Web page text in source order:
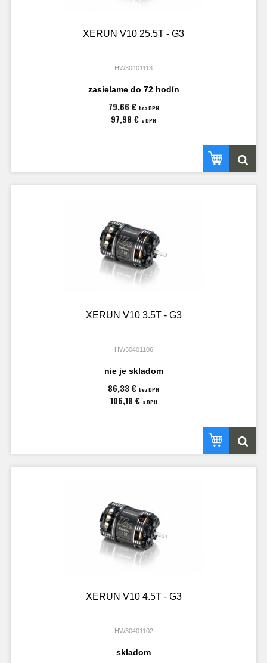
XERUN V10 25.5T - G3
HW30401113
zasielame do 72 hodín
79,66 € bez DPH
97,98 € s DPH
XERUN V10 3.5T - G3
HW30401106
nie je skladom
86,33 € bez DPH
106,18 € s DPH
XERUN V10 4.5T - G3
HW30401102
skladom